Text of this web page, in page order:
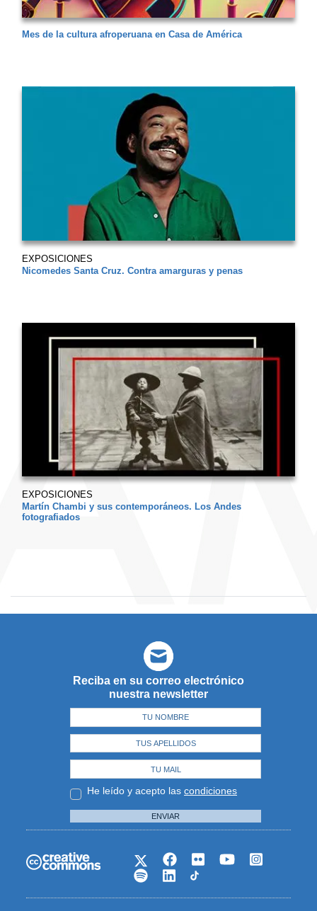
Mes de la cultura afroperuana en Casa de América
EXPOSICIONES
Nicomedes Santa Cruz. Contra amarguras y penas
EXPOSICIONES
Martín Chambi y sus contemporáneos. Los Andes
fotografiados
Reciba en su correo electrónico
nuestra newsletter
He leído y acepto las condiciones
ENVIAR